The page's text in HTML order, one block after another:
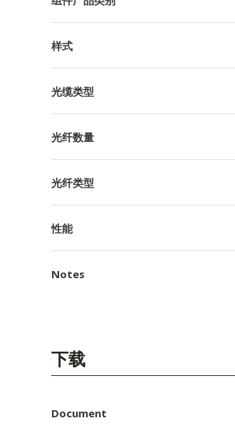
样式
光缆类型
光纤数量
光纤类型
性能
Notes
下载
Document